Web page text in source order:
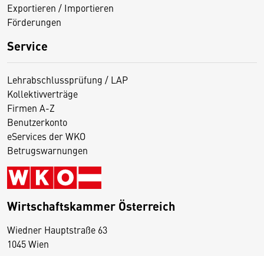
Exportieren / Importieren
Förderungen
Service
Lehrabschlussprüfung / LAP
Kollektivverträge
Firmen A-Z
Benutzerkonto
eServices der WKO
Betrugswarnungen
Wirtschaftskammer Österreich
Wiedner Hauptstraße 63
1045 Wien
D